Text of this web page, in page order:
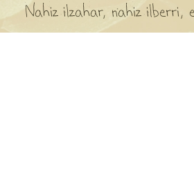
ARBOLA APARTEN
Nahiz ilzahar, nahiz ilberri,